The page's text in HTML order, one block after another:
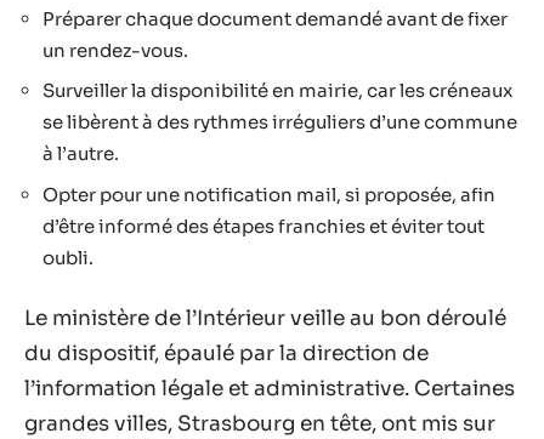
Préparer chaque document demandé avant de fixer
un rendez-vous.
Surveiller la disponibilité en mairie, car les créneaux
se libèrent à des rythmes irréguliers d’une commune
à l’autre.
Opter pour une notification mail, si proposée, afin
d’être informé des étapes franchies et éviter tout
oubli.
Le ministère de l’Intérieur veille au bon déroulé
du dispositif, épaulé par la direction de
l’information légale et administrative. Certaines
grandes villes, Strasbourg en tête, ont mis sur